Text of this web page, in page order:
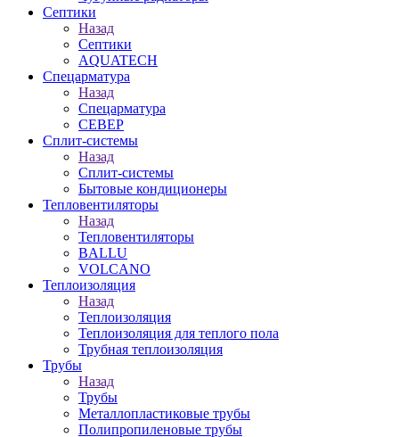
Септики
Назад
Септики
AQUATECH
Спецарматура
Назад
Спецарматура
СЕВЕР
Сплит-системы
Назад
Сплит-системы
Бытовые кондиционеры
Тепловентиляторы
Назад
Тепловентиляторы
BALLU
VOLCANO
Теплоизоляция
Назад
Теплоизоляция
Теплоизоляция для теплого пола
Трубная теплоизоляция
Трубы
Назад
Трубы
Металлопластиковые трубы
Полипропиленовые трубы